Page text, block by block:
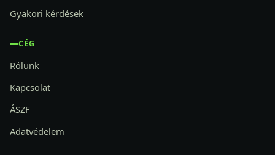
Gyakori kérdések
CÉG
Rólunk
Kapcsolat
ÁSZF
Adatvédelem